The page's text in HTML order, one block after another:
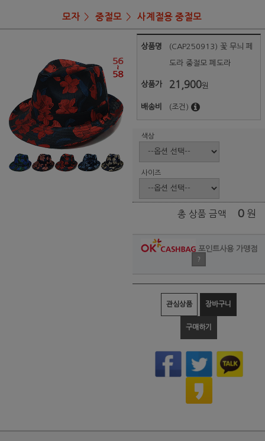
모자 중절모 사계절용 중절모
상품명 (CAP250913) 꽃 무늬 페
도라 중절모 페도라
상품가 21,900원
배송비 (조건)
색상
사이즈
총 상품 금액 0 원
포인트사용 가맹점
?
관심상품 장바구니
구매하기